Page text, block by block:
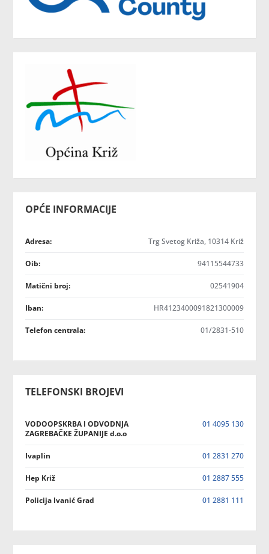
OPĆE INFORMACIJE
Adresa: Trg Svetog Križa, 10314 Križ
Oib: 94115544733
Matični broj: 02541904
Iban: HR4123400091821300009
Telefon centrala: 01/2831-510
TELEFONSKI BROJEVI
VODOOPSKRBA I ODVODNJA
ZAGREBAČKE ŽUPANIJE d.o.o
01 4095 130
Ivaplin 01 2831 270
Hep Križ 01 2887 555
Policija Ivanić Grad 01 2881 111